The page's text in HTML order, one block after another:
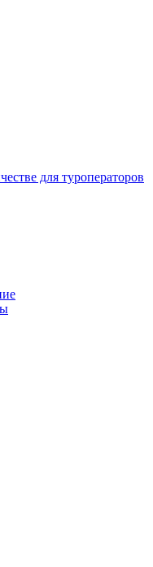
для туроператоров